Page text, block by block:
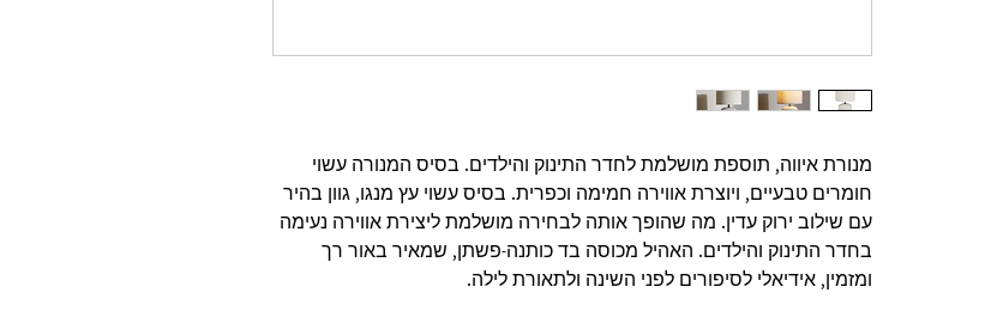
מנורת איווה, תוספת מושלמת לחדר התינוק והילדים. בסיס המנורה עשוי
חומרים טבעיים, ויוצרת אווירה חמימה וכפרית. בסיס עשוי עץ מנגו, גוון בהיר
עם שילוב ירוק עדין. מה שהופך אותה לבחירה מושלמת ליצירת אווירה נעימה
בחדר התינוק והילדים. האהיל מכוסה בד כותנה-פשתן, שמאיר באור רך
ומזמין, אידיאלי לסיפורים לפני השינה ולתאורת לילה.